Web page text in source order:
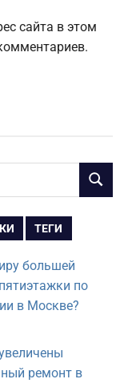
сайта в этом
ПОИСК
ТЕГИ
большей
по
в Москве?
ремонт в